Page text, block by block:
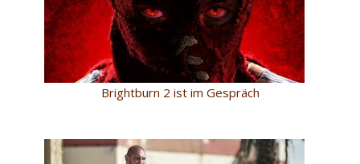
Brightburn 2 ist im Gespräch